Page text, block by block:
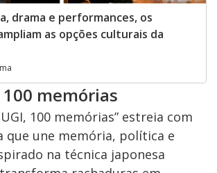
drama e performances, os
as opções culturais da
100 memórias
100 memórias” estreia com
que une memória, política e
na técnica japonesa